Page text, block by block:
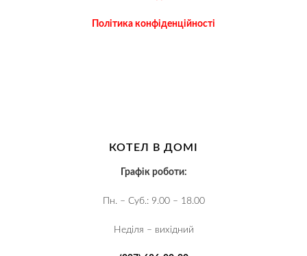
Політика конфіденційності
КОТЕЛ В ДОМІ
Графік роботи:
Пн. – Суб.: 9.00 – 18.00
Неділя – вихідний